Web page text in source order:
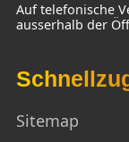
Auf telefonische
ausserhalb der
Sitemap